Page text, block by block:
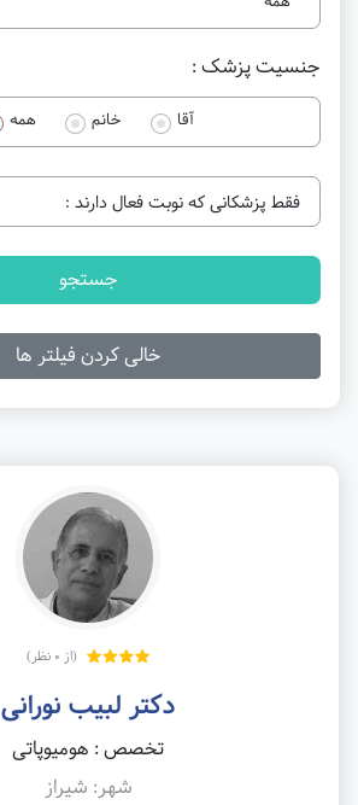
جنسیت پزشک :
آقا خانم همه
فقط پزشکانی که نوبت فعال دارند :
جستجو
خالی کردن فیلتر ها
(از 0 نظر)
دکتر لبیب نورانی
تخصص : هومیوپاتی
شهر: شیراز